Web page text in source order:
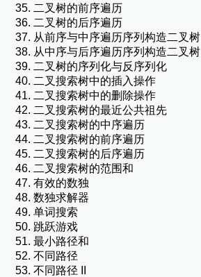
二叉树的前序遍历
二叉树的后序遍历
从前序与中序遍历序列构造二叉树
从中序与后序遍历序列构造二叉树
二叉树的序列化与反序列化
二叉搜索树中的插入操作
二叉搜索树中的删除操作
二叉搜索树的最近公共祖先
二叉搜索树的中序遍历
二叉搜索树的前序遍历
二叉搜索树的后序遍历
二叉搜索树的范围和
有效的数独
数独求解器
单词搜索
跳跃游戏
最小路径和
不同路径
不同路径 II